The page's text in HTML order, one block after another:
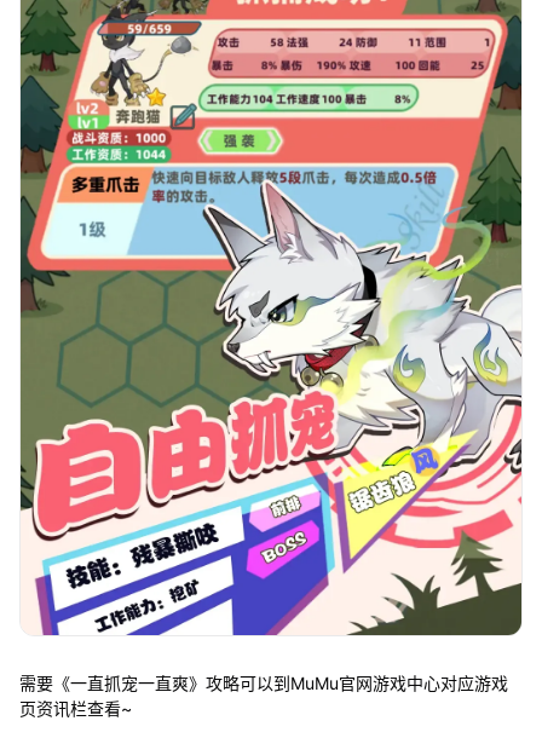
需要《一直抓宠一直爽》攻略可以到MuMu官网游戏中心对应游戏
页资讯栏查看~